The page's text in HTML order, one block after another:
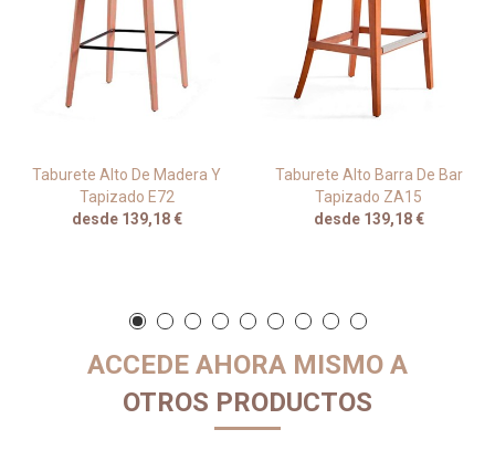
Taburete Alto De Madera Y
Tapizado E72
desde 139,18 €
Taburete Alto Barra De Bar
Tapizado ZA15
desde 139,18 €
ACCEDE AHORA MISMO A
OTROS PRODUCTOS